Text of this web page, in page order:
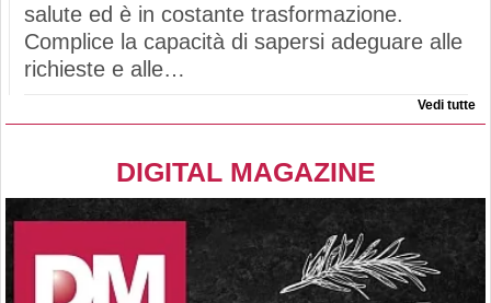
salute ed è in costante trasformazione.
Complice la capacità di sapersi adeguare alle
richieste e alle…
Vedi tutte
DIGITAL MAGAZINE